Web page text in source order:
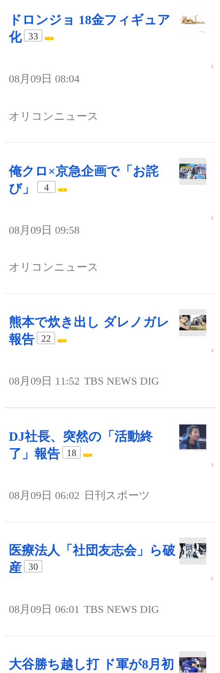
ドロンジョ 18金フィギュア
化
33
08月09日 08:04
オリコンニュース
俺クロ×京急企画で「お詫
び」
4
08月09日 09:58
オリコンニュース
熊本で炊き出し ダレノガレ
報告
22
08月09日 11:52 TBS NEWS DIG
DJ社長、突然の「活動終
了」報告
18
08月09日 06:02 日刊スポーツ
医療法人「社団友志会」ら破
産
30
08月09日 06:01 TBS NEWS DIG
大谷勝ち越し打 ド軍が8月初